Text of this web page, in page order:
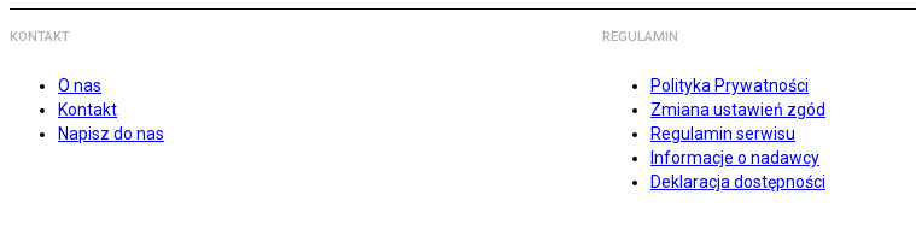
KONTAKT
O nas
Kontakt
Napisz do nas
REGULAMIN
Polityka Prywatności
Zmiana ustawień zgód
Regulamin serwisu
Informacje o nadawcy
Deklaracja dostępności